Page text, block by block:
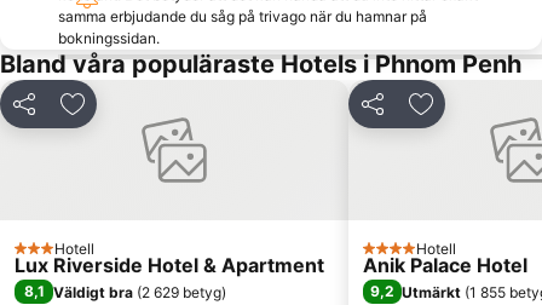
samma erbjudande du såg på trivago när du hamnar på
bokningssidan.
Bland våra populäraste Hotels i Phnom Penh
Dela Lägg till i Mina Favoriter
3 Stjärnor
Hotell
Lux Riverside Hotel & Apartment
8,1 Väldigt bra (2 629 betyg)
Dela Lägg till i
4 Stjärnor
Hotell
Anik Palace Hotel
9,2 Utmärkt (1 855